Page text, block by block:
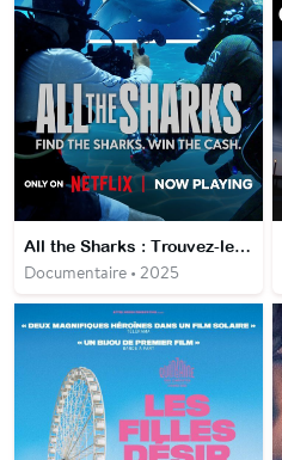
All the Sharks : Trouvez-les tous !
Documentaire • 2025